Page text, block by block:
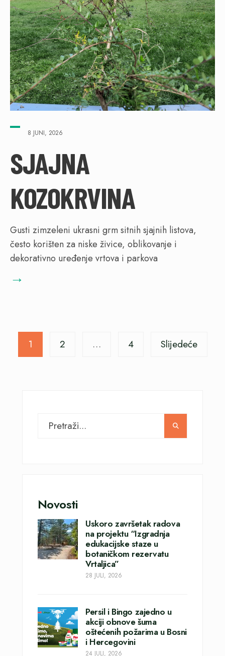
8 JUNI, 2026
SJAJNA
KOZOKRVINA
Gusti zimzeleni ukrasni grm sitnih sjajnih listova,
često korišten za niske živice, oblikovanje i
dekorativno uređenje vrtova i parkova
→
Posts
pagination
1 2 … 4 Slijedeće
Novosti
Uskoro završetak radova
na projektu “Izgradnja
edukacijske staze u
botaničkom rezervatu
Vrtaljica”
28 JULI, 2026
Persil i Bingo zajedno u
akciji obnove šuma
oštećenih požarima u Bosni
i Hercegovini
24 JULI, 2026